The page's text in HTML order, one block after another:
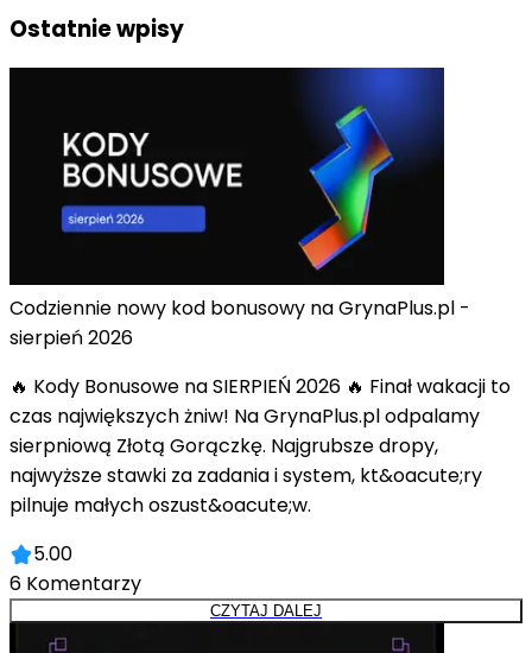
Ostatnie wpisy
Codziennie nowy kod bonusowy na GrynaPlus.pl -
sierpień 2026
🔥 Kody Bonusowe na SIERPIEŃ 2026 🔥 Finał wakacji to
czas największych żniw! Na GrynaPlus.pl odpalamy
sierpniową Złotą Gorączkę. Najgrubsze dropy,
najwyższe stawki za zadania i system, kt&oacute;ry
pilnuje małych oszust&oacute;w.
5.00
6 Komentarzy
CZYTAJ DALEJ